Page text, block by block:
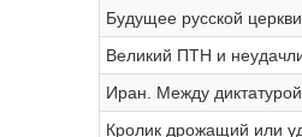
Будущее русской церкви
Великий ПТН и
Иран. Между
Кролик дрожащий или